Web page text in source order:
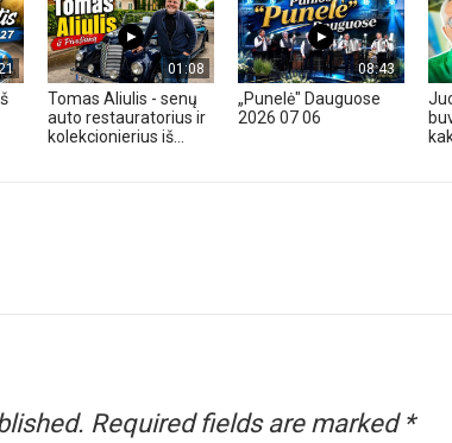
01:08
Tomas Aliulis - senų
auto restauratorius ir
kolekcionierius iš...
08:43
„Punelė" Dauguose
2026 07 06
Required fields are marked *